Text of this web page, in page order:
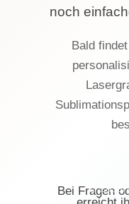
noch
Bald
Bei Fragen
©